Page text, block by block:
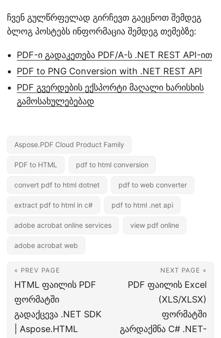
ჩვენ გულწრფელად გირჩევთ გაეცნოთ შემდეგ
ბლოგ პოსტებს ინფორმაცია შემდეგ თემებზე:
PDF-ი გადაკეთება PDF/A-ს .NET REST API-ით
PDF to PNG Conversion with .NET REST API
PDF გვერდების ექსპორტი მაღალი ხარისხის
გამოსახულებებად
Aspose.PDF Cloud Product Family
PDF to HTML pdf to html conversion
convert pdf to html dotnet pdf to web converter
extract pdf to html in c# pdf to html .net api
adobe acrobat online services view pdf online
adobe acrobat web
« PREV PAGE
HTML ფაილის PDF
ფორმატში
გადაქცევა .NET SDK
| Aspose.HTML
NEXT PAGE »
PDF ფაილის Excel
(XLS/XLSX)
ფორმატში
გარდაქმნა C# .NET-